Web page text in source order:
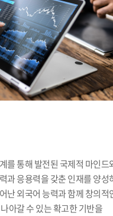
를 통해 발전된 국제적 마인드
과 응용력을 갖춘 인재를 양성
난 외국어 능력과 함께 창의적
아갈 수 있는 확고한 기반을